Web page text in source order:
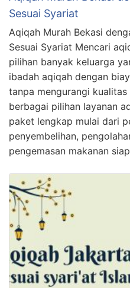
Sesuai Syariat
Aqiqah Murah Bekasi
Sesuai Syariat Mencari
pilihan banyak keluarga
ibadah aqiqah dengan
tanpa mengurangi
berbagai pilihan layanan
paket lengkap mulai dari
penyembelihan,
pengemasan makanan